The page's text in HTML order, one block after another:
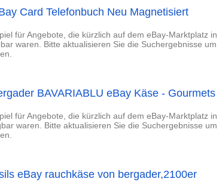
Card Telefonbuch Neu Magnetisiert
für Angebote, die kürzlich auf dem eBay-Marktplatz in
waren. Bitte aktualisieren Sie die Suchergebnisse um
BAVARIABLU eBay Käse - Gourmets
für Angebote, die kürzlich auf dem eBay-Marktplatz in
waren. Bitte aktualisieren Sie die Suchergebnisse um
eBay rauchkäse von bergader,2100er